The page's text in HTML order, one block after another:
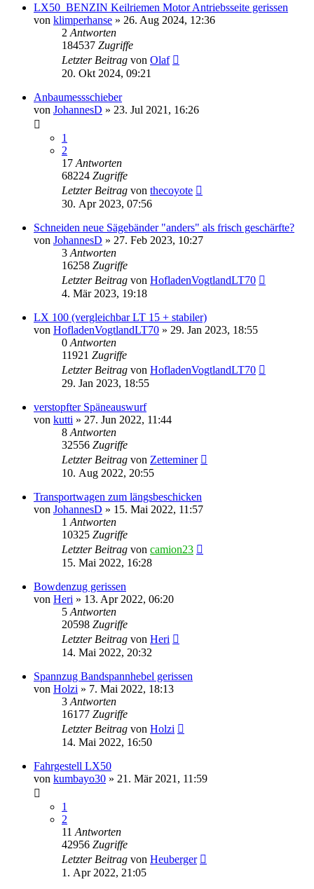
LX50_BENZIN Keilriemen Motor Antriebsseite gerissen
von klimperhanse » 26. Aug 2024, 12:36
2 Antworten
184537 Zugriffe
Letzter Beitrag von Olaf
20. Okt 2024, 09:21
Anbaumessschieber
von JohannesD » 23. Jul 2021, 16:26
1
2
17 Antworten
68224 Zugriffe
Letzter Beitrag von thecoyote
30. Apr 2023, 07:56
Schneiden neue Sägebänder "anders" als frisch geschärfte?
von JohannesD » 27. Feb 2023, 10:27
3 Antworten
16258 Zugriffe
Letzter Beitrag von HofladenVogtlandLT70
4. Mär 2023, 19:18
LX 100 (vergleichbar LT 15 + stabiler)
von HofladenVogtlandLT70 » 29. Jan 2023, 18:55
0 Antworten
11921 Zugriffe
Letzter Beitrag von HofladenVogtlandLT70
29. Jan 2023, 18:55
verstopfter Späneauswurf
von kutti » 27. Jun 2022, 11:44
8 Antworten
32556 Zugriffe
Letzter Beitrag von Zetteminer
10. Aug 2022, 20:55
Transportwagen zum längsbeschicken
von JohannesD » 15. Mai 2022, 11:57
1 Antworten
10325 Zugriffe
Letzter Beitrag von camion23
15. Mai 2022, 16:28
Bowdenzug gerissen
von Heri » 13. Apr 2022, 06:20
5 Antworten
20598 Zugriffe
Letzter Beitrag von Heri
14. Mai 2022, 20:32
Spannzug Bandspannhebel gerissen
von Holzi » 7. Mai 2022, 18:13
3 Antworten
16177 Zugriffe
Letzter Beitrag von Holzi
14. Mai 2022, 16:50
Fahrgestell LX50
von kumbayo30 » 21. Mär 2021, 11:59
1
2
11 Antworten
42956 Zugriffe
Letzter Beitrag von Heuberger
1. Apr 2022, 21:05